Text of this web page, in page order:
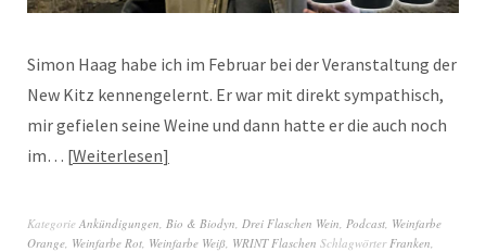
Simon Haag habe ich im Februar bei der Veranstaltung der
New Kitz kennengelernt. Er war mit direkt sympathisch,
mir gefielen seine Weine und dann hatte er die auch noch
im… Weiterlesen
Kategorie Ankündigungen Bio & Biodyn Drei Flaschen Wein Podcast Weinfarbe
Orange Weinfarbe Rot Weinfarbe Weiß WRINT Flaschen Schlagwörter Franken